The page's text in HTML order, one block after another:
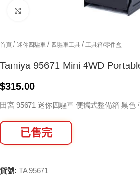
首頁 / 迷你四驅車 / 四驅車工具 / 工具箱/零件盒
Tamiya 95671 Mini 4WD
$315.00
田宮 95671 迷你四驅車 便攜式整備箱 黑色
已售完
貨號: TA 95671